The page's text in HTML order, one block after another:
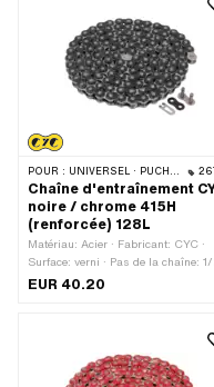
cadenas à chaîne: Fermeture à
POUR : UNIVERSEL · PUCH · SACHS · PONY / CILO (BÊTA 521 & 512) · ZÜNDAPP BELMONDO · TOMOS · BYE BIKE
Chaîne d'entraînement
noire / chrome 415H
(renforcée) 128L
Matériau: Acier · Fabricant: CYC ·
Surface: verni · Pas de la chaîne:
x 3/16" · Type de chaîne: 415H ·
cadenas à chaîne: Fermeture à
· Ø du trou: 4.1 mm · Ø de la tige: 4
mm · Couleur: Chrome · Couleur:
EUR 40.20